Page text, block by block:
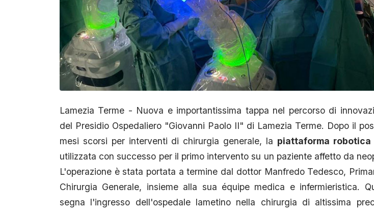
​Lamezia Terme - Nuova e importantissima tappa nel percorso di
del Presidio Ospedaliero "Giovanni Paolo II" di Lamezia Terme. Dopo il
mesi scorsi per interventi di chirurgia generale, la piattaforma robotica
utilizzata con successo per il primo intervento su un paziente affetto da
L'operazione è stata portata a termine dal dottor Manfredo Tedesco,
Chirurgia Generale, insieme alla sua équipe medica e infermieristica.
segna l'ingresso dell'ospedale lametino nella chirurgia di altissima